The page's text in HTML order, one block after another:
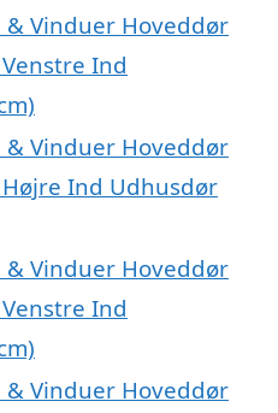
Vinduer Hoveddør
Ind
& Vinduer Hoveddør
Ind Udhusdør
& Vinduer Hoveddør
Ind
Vinduer Hoveddør